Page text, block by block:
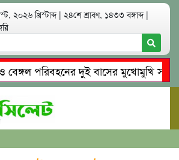
২০২৬ খ্রিস্টাব্দ | ২৪শে শ্রাবণ, ১৪৩৩ বঙ্গাব্দ |
পরিবহনের দুই বাসের মুখোমুখি
তরুণী পাচার: মাদকাসক্ত রিমালকে